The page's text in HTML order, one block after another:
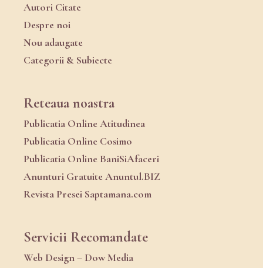
Autori Citate
Despre noi
Nou adaugate
Categorii & Subiecte
Reteaua noastra
Publicatia Online Atitudinea
Publicatia Online Cosimo
Publicatia Online BaniSiAfaceri
Anunturi Gratuite Anuntul.BIZ
Revista Presei Saptamana.com
Servicii Recomandate
Web Design – Dow Media